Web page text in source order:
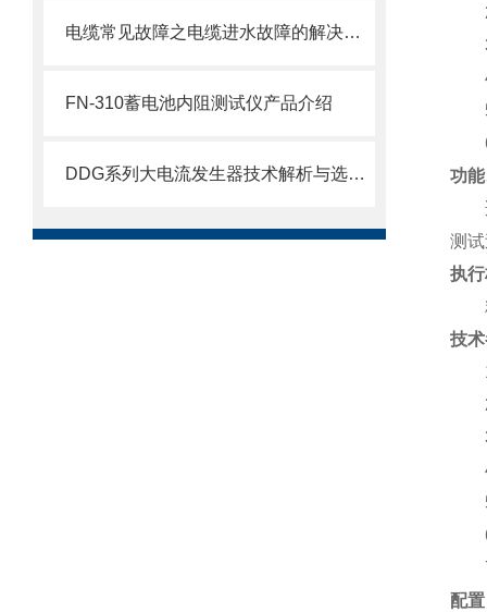
电缆常见故障之电缆进水故障的解决方法
FN-310蓄电池内阻测试仪产品介绍
DDG系列大电流发生器技术解析与选型对比
功
适
测
执
精
技
配